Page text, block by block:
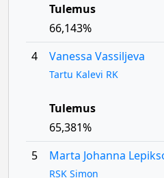
Tulemus
66,143%
4
Vanessa Vassiljeva
Tartu Kalevi RK
Tulemus
65,381%
5
Marta Johanna
RSK Simon